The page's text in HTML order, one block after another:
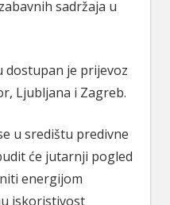
sadržaja u
dostupan je prijevoz
Ljubljana i Zagreb.
u središtu predivne
će jutarnji pogled
energijom
iskoristivost